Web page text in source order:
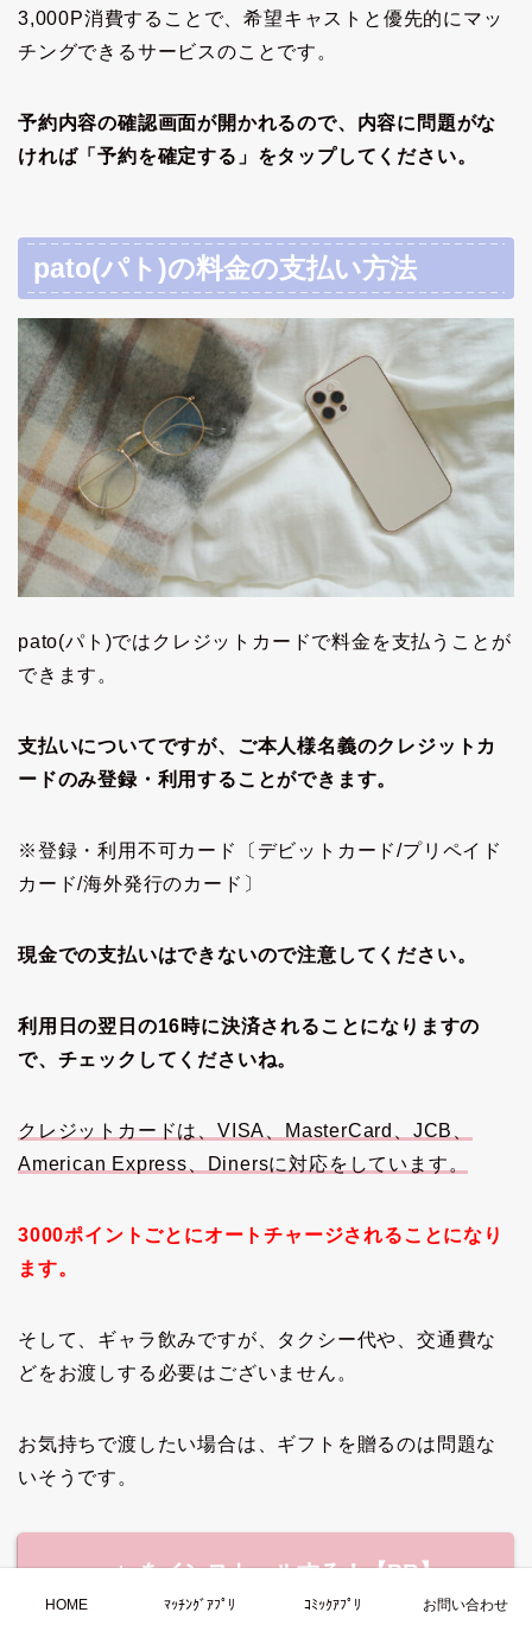
3,000P消費することで、希望キャストと優先的にマッ
チングできるサービスのことです。
予約内容の確認画面が開かれるので、内容に問題がな
ければ「予約を確定する」をタップしてください。
pato(パト)の料金の支払い方法
pato(パト)ではクレジットカードで料金を支払うことが
できます。
支払いについてですが、ご本人様名義のクレジットカ
ードのみ登録・利用することができます。
※登録・利用不可カード〔デビットカード/プリペイド
カード/海外発行のカード〕
現金での支払いはできないので注意してください。
利用日の翌日の16時に決済されることになりますの
で、チェックしてくださいね。
クレジットカードは、VISA、MasterCard、JCB、
American Express、Dinersに対応をしています。
3000ポイントごとにオートチャージされることになり
ます。
そして、ギャラ飲みですが、タクシー代や、交通費な
どをお渡しする必要はございません。
お気持ちで渡したい場合は、ギフトを贈るのは問題な
いそうです。
patoをインストールする！【PR】
HOME ﾏｯﾁﾝｸﾞｱﾌﾟﾘ ｺﾐｯｸｱﾌﾟﾘ お問い合わせ